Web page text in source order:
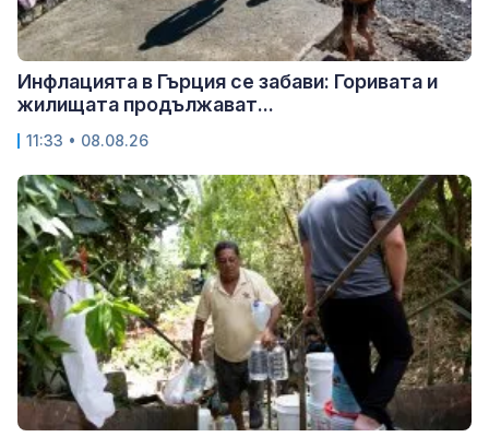
Инфлацията в Гърция се забави: Горивата и
жилищата продължават...
11:33 • 08.08.26